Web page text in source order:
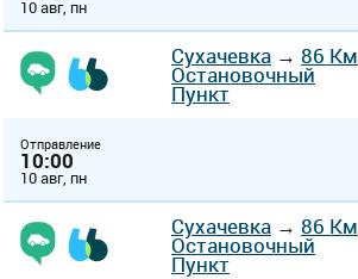
10 авг, пн
Сухачевка → 86 Км
Остановочный
Пункт
Отправление
10:00
10 авг, пн
Сухачевка → 86 Км
Остановочный
Пункт